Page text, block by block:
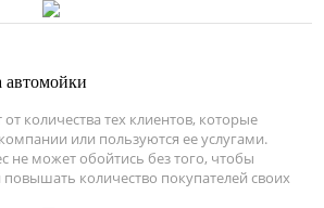
автомойки
количества тех клиентов, которые
или пользуются ее услугами.
не может обойтись без того, чтобы
количество покупателей своих